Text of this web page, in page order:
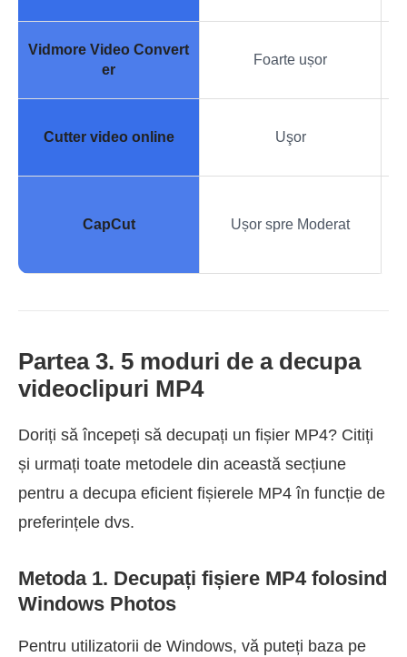
Vidmore Video Convert
er
Foarte ușor
Cutter video online Uşor
CapCut Ușor spre Moderat
Partea 3. 5 moduri de a decupa
videoclipuri MP4
Doriți să începeți să decupați un fișier MP4? Citiți
și urmați toate metodele din această secțiune
pentru a decupa eficient fișierele MP4 în funcție de
preferințele dvs.
Metoda 1. Decupați fișiere MP4 folosind
Windows Photos
Pentru utilizatorii de Windows, vă puteți baza pe